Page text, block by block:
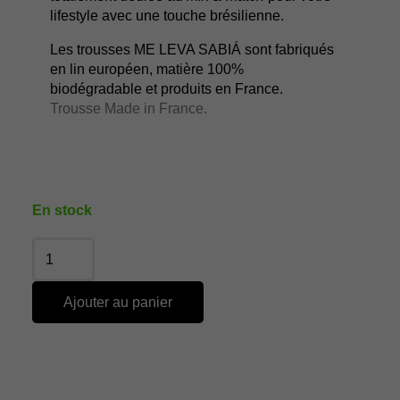
lifestyle avec une touche brésilienne.
Les trousses ME LEVA SABIÁ sont fabriqués
en lin européen, matière 100%
biodégradable et produits en France.
Trousse Made in France.
En stock
Ajouter au panier